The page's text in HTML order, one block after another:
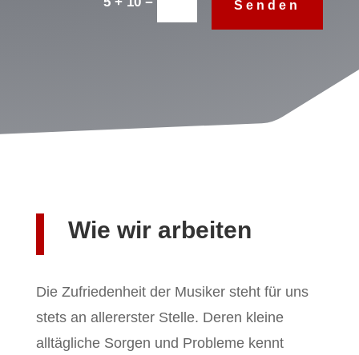
Senden
Wie wir arbeiten
Die Zufriedenheit der Musiker steht für uns
stets an allererster Stelle. Deren kleine
alltägliche Sorgen und Probleme kennt